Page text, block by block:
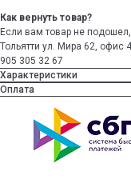
Как вернуть товар?
Если вам товар не
Тольятти ул. Мира 62, офис
905 305 32 67
Характеристики
Оплата